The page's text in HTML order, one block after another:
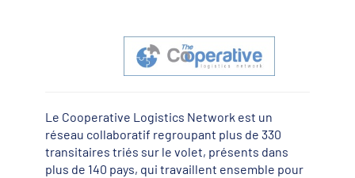
Le Cooperative Logistics Network est un
réseau collaboratif regroupant plus de 330
transitaires triés sur le volet, présents dans
plus de 140 pays, qui travaillent ensemble pour